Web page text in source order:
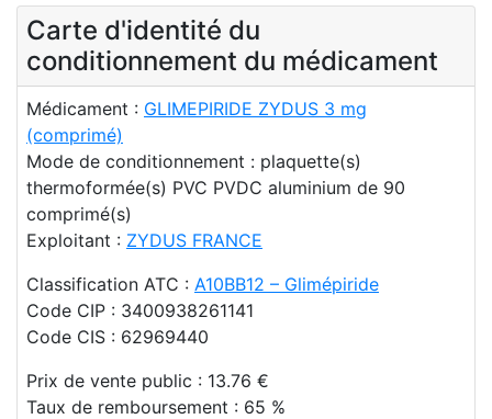
Carte d'identité du
conditionnement du médicament
Médicament : GLIMEPIRIDE ZYDUS 3 mg
(comprimé)
Mode de conditionnement : plaquette(s)
thermoformée(s) PVC PVDC aluminium de 90
comprimé(s)
Exploitant : ZYDUS FRANCE
Classification ATC : A10BB12 – Glimépiride
Code CIP : 3400938261141
Code CIS : 62969440
Prix de vente public : 13.76 €
Taux de remboursement : 65 %